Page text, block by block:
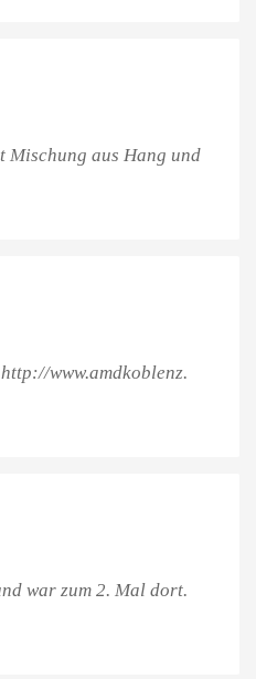
Mischung aus Hang und
www.amdkoblenz.
war zum 2. Mal dort.